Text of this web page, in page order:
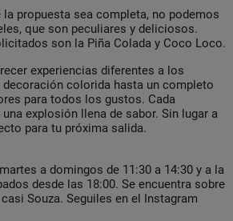
la propuesta sea completa, no podemos
que son peculiares y deliciosos.
son la Piña Colada y Coco Loco.
experiencias diferentes a los
colorida hasta un completo
para todos los gustos. Cada
explosión llena de sabor. Sin lugar a
para tu próxima salida.
a domingos de 11:30 a 14:30 y a la
desde las 18:00. Se encuentra sobre
Souza. Seguiles en el Instagram